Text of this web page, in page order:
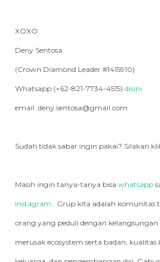
XOXO
Deny Sentosa
(Crown Diamond Leader #1415910)
Whatsapp (+62-821-7734-4515) disini
email: deny.sentosa@gmail.com
Sudah tidak sabar ingin pakai? Silakan
Masih ingin tanya-tanya bisa whatsapp
instagram . Grup kita adalah komunitas
orang yang peduli dengan
merusak ecosystem serta badan, kualitas